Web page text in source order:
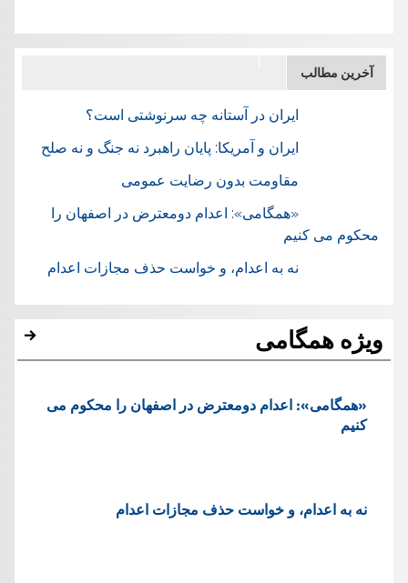
آخرین مطالب
ایران در آستانه چه سرنوشتی است؟
ایران و آمریکا: پایان راهبرد نه جنگ و نه صلح
مقاومت بدون رضایت عمومی
«همگامی»: اعدام دومعترض در اصفهان را
محکوم می کنیم
نه به اعدام، و خواست حذف مجازات اعدام
ویژه همگامی
«همگامی»: اعدام دومعترض در اصفهان را محکوم می
کنیم
نه به اعدام، و خواست حذف مجازات اعدام